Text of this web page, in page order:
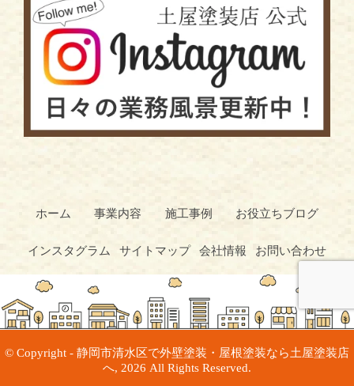
ホーム 事業内容 施工事例 お役立ちブログ
インスタグラム サイトマップ 会社情報 お問い合わせ
© Copyright - 静岡市清水区で外壁塗装・屋根塗装なら土屋塗装店
へ, 2026 All Rights Reserved.